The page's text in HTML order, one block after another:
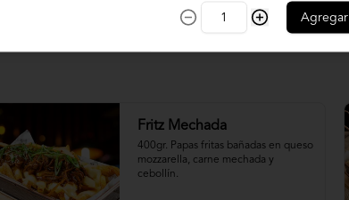
Fritz Mechada
400gr. Papas fritas bañadas en queso
mozzarella, carne mechada y
cebollín.
Agregar